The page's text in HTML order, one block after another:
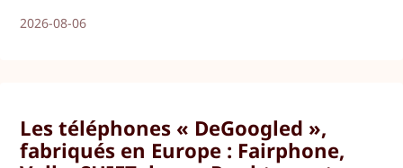
2026-08-06
Les téléphones « DeGoogled »,
fabriqués en Europe : Fairphone,